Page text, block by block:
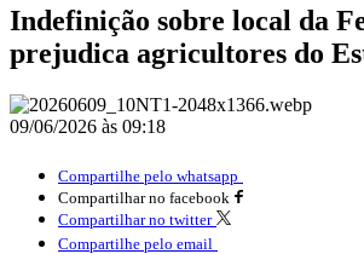
Indefinição sobre local da
prejudica agricultores do
09/06/2026 às 09:18
Compartilhe pelo whatsapp
Compartilhar no facebook
Compartilhar no twitter
Compartilhe pelo email